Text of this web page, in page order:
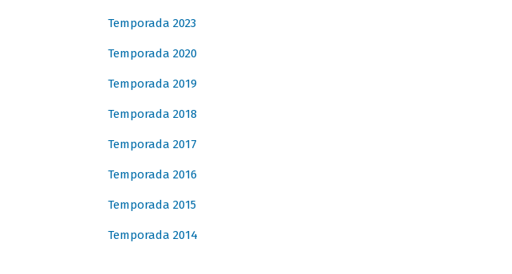
Temporada 2023
Temporada 2020
Temporada 2019
Temporada 2018
Temporada 2017
Temporada 2016
Temporada 2015
Temporada 2014